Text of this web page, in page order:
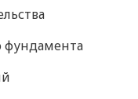
фундамента